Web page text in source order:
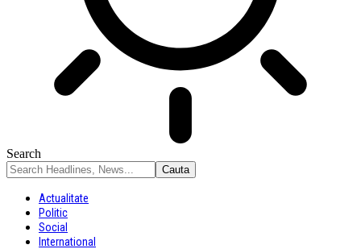
Search
Actualitate
Politic
Social
International